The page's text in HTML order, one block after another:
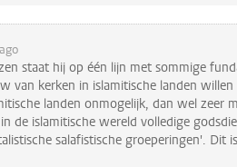
staat hij op één lijn met sommige
van kerken in islamitische landen
landen onmogelijk, dan wel zeer
de islamitische wereld volledige
salafistische groeperingen'. Dit